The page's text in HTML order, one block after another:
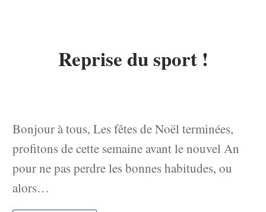
Reprise du sport !
Bonjour à tous, Les fêtes de Noël terminées,
profitons de cette semaine avant le nouvel An
pour ne pas perdre les bonnes habitudes, ou
alors…